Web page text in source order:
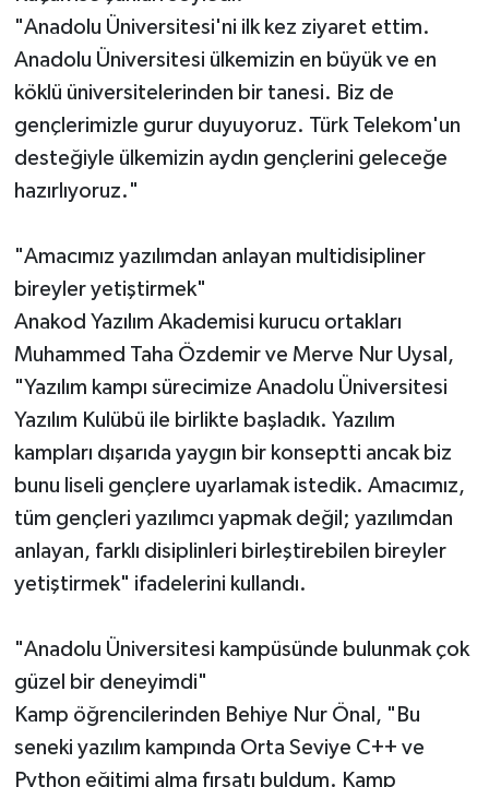
"Anadolu Üniversitesi'ni ilk kez ziyaret ettim.
Anadolu Üniversitesi ülkemizin en büyük ve en
köklü üniversitelerinden bir tanesi. Biz de
gençlerimizle gurur duyuyoruz. Türk Telekom'un
desteğiyle ülkemizin aydın gençlerini geleceğe
hazırlıyoruz."
"Amacımız yazılımdan anlayan multidisipliner
bireyler yetiştirmek"
Anakod Yazılım Akademisi kurucu ortakları
Muhammed Taha Özdemir ve Merve Nur Uysal,
"Yazılım kampı sürecimize Anadolu Üniversitesi
Yazılım Kulübü ile birlikte başladık. Yazılım
kampları dışarıda yaygın bir konseptti ancak biz
bunu liseli gençlere uyarlamak istedik. Amacımız,
tüm gençleri yazılımcı yapmak değil; yazılımdan
anlayan, farklı disiplinleri birleştirebilen bireyler
yetiştirmek" ifadelerini kullandı.
"Anadolu Üniversitesi kampüsünde bulunmak çok
güzel bir deneyimdi"
Kamp öğrencilerinden Behiye Nur Önal, "Bu
seneki yazılım kampında Orta Seviye C++ ve
Python eğitimi alma fırsatı buldum. Kamp